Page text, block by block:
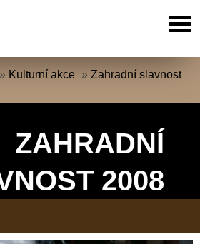
» Kulturní akce »Zahradní slavnost
ZAHRADNÍ
2008